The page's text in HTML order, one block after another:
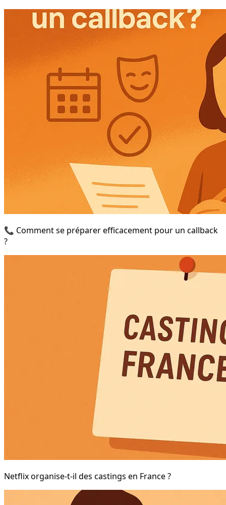
📞 Comment se préparer efficacement pour un callback
?
Netflix organise-t-il des castings en France ?